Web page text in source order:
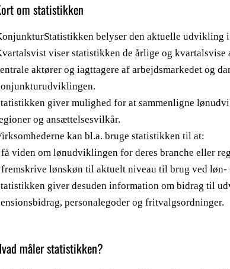
om statistikken
belyser den aktuelle udvikling
viser statistikken de årlige og
aktører og iagttagere af arbejdsmarkedet og
giver mulighed for at sammenligne
og ansættelsesvilkår.
kan bl.a. bruge statistikken til at:
få viden om lønudviklingen for deres branche eller
fremskrive lønskøn til aktuelt niveau til brug ved
giver desuden information om bidrag til
personalegoder og fritvalgsordninger.
måler statistikken?